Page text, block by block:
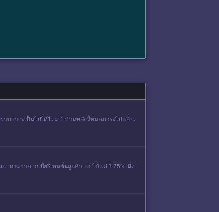
บว่าจะเป็นไปได้ไหม 1.บ้านหลังนี้หมดภาระไปแล้วห
ถามว่าดอกเบี้ยรีเทนชั่นลูกค้าเก่า ได้แค่ 3.75% มีท่